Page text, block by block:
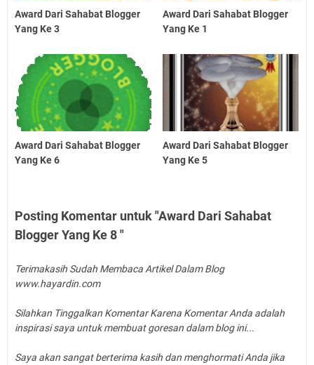
Award Dari Sahabat Blogger
Yang Ke 3
Award Dari Sahabat Blogger
Yang Ke 1
Award Dari Sahabat Blogger
Yang Ke 6
Award Dari Sahabat Blogger
Yang Ke 5
Posting Komentar untuk "Award Dari Sahabat
Blogger Yang Ke 8 "
Terimakasih Sudah Membaca Artikel Dalam Blog
www.hayardin.com
Silahkan Tinggalkan Komentar Karena Komentar Anda adalah
inspirasi saya untuk membuat goresan dalam blog ini...
Saya akan sangat berterima kasih dan menghormati Anda jika